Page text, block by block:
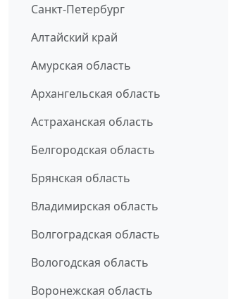
Санкт-Петербург
Алтайский край
Амурская область
Архангельская область
Астраханская область
Белгородская область
Брянская область
Владимирская область
Волгоградская область
Вологодская область
Воронежская область